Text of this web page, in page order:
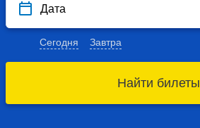
Дата
Сегодня Завтра
Найти билеты